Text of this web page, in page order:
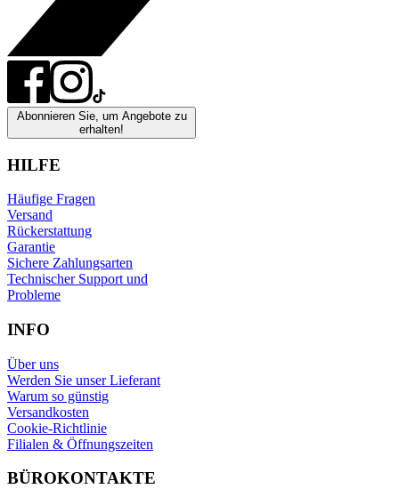
Abonnieren Sie, um Angebote zu
erhalten!
HILFE
Häufige Fragen
Versand
Rückerstattung
Garantie
Sichere Zahlungsarten
Technischer Support und
Probleme
INFO
Über uns
Werden Sie unser Lieferant
Warum so günstig
Versandkosten
Cookie-Richtlinie
Filialen & Öffnungszeiten
BÜROKONTAKTE